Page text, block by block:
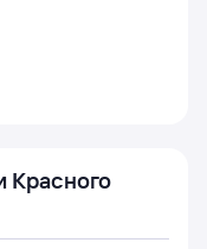
Красного